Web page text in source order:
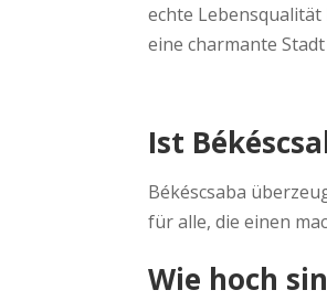
echte
eine charmante
Ist
Békéscsaba
für alle, die einen
Wie hoch